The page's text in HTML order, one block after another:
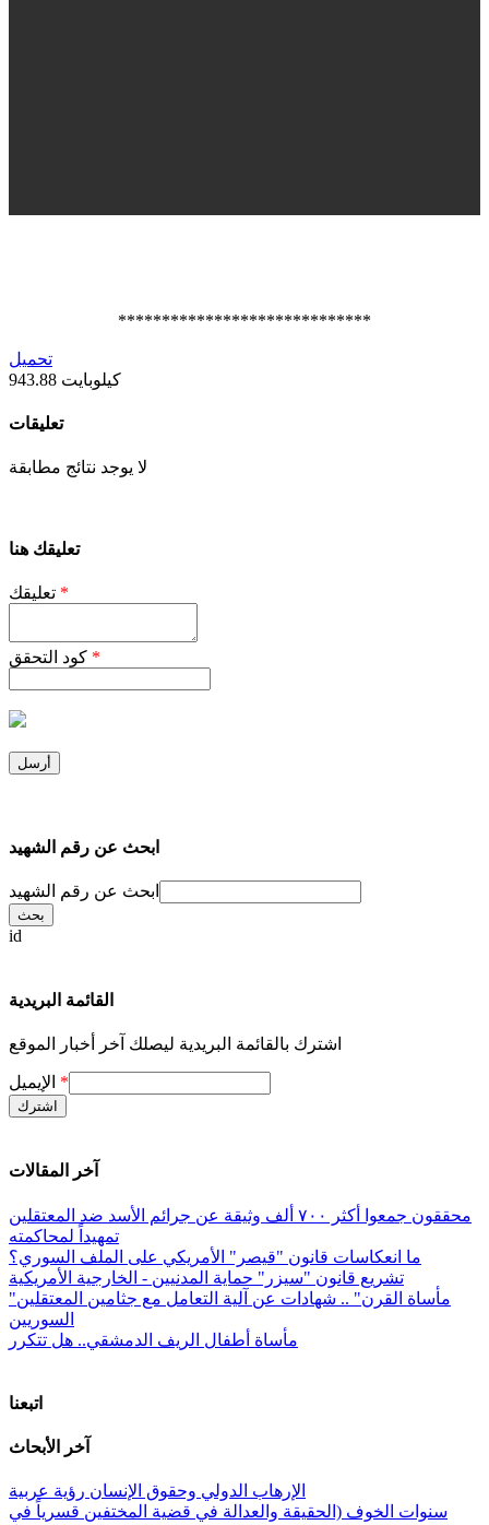
*****************************
تحميل
943.88 كيلوبايت
تعليقات
لا يوجد نتائج مطابقة
تعليقك هنا
*
*
ابحث عن رقم الشهيد
ابحث عن رقم الشهيد
id
القائمة البريدية
اشترك بالقائمة البريدية ليصلك آخر أخبار الموقع
*
آخر المقالات
محققون جمعوا أكثر ٧٠٠ ألف وثيقة عن جرائم الأسد ضد المعتقلين
تمهيداً لمحاكمته
ما انعكاسات قانون "قيصر" الأمريكي على الملف السوري؟
تشريع قانون "سيزر" حماية المدنيين - الخارجية الأمريكية
"مأساة القرن" .. شهادات عن آلية التعامل مع جثامين المعتقلين
السوريين
مأساة أطفال الريف الدمشقي.. هل تتكرر
اتبعنا
آخر الأبحاث
الإرهاب الدولي وحقوق الإنسان رؤية عربية
سنوات الخوف (الحقيقة والعدالة في قضية المختفين قسرياً في